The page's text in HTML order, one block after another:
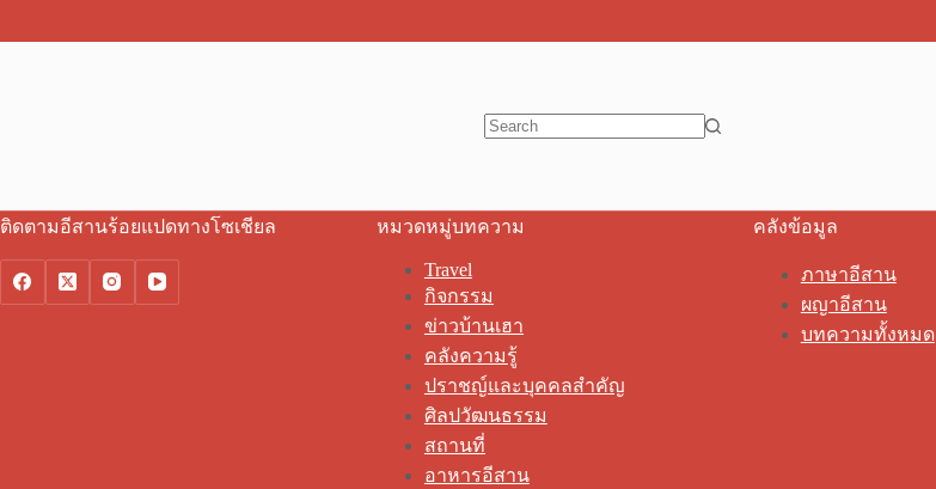
ติดตามอีสานร้อยแปดทางโซเชียล หมวดหมู่บทความ
Travel
กิจกรรม
ข่าวบ้านเฮา
คลังความรู้
ปราชญ์และบุคคลสำคัญ
ศิลปวัฒนธรรม
สถานที่
อาหารอีสาน
คลังข้อมูล
ภาษาอีสาน
ผญาอีสาน
บทความทั้งหมด